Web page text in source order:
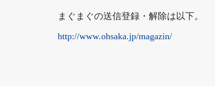
まぐまぐの送信登録・解除は以下。
http://www.ohsaka.jp/magazin/